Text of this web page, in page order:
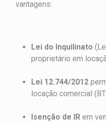
vantagens:
Lei do Inquilinato
proprietário em
Lei 12.744/2012
locação comercial
Isenção de IR em